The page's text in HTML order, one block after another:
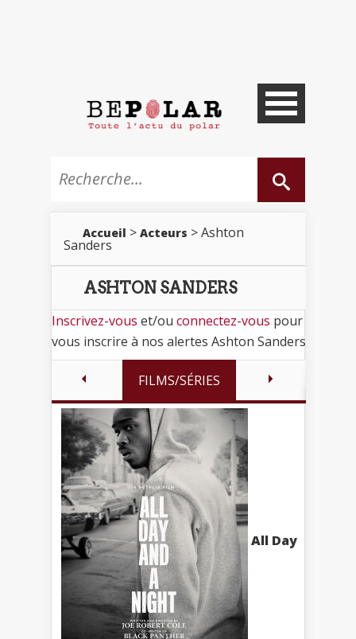
Accueil > Acteurs > Ashton
Sanders
ASHTON SANDERS
Inscrivez-vous et/ou connectez-vous pour
vous inscrire à nos alertes Ashton Sanders
FILMS/SÉRIES
All Day